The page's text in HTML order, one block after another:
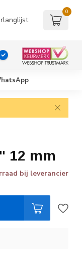
0
12 mm
bij leverancier